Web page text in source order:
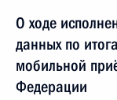
О ходе
данных по
мобильной
Федерации